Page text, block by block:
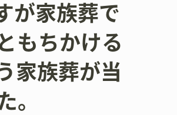
が家族葬で
もちかける
家族葬が当
。